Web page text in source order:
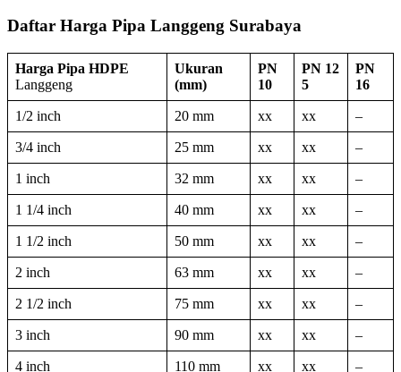
Daftar Harga Pipa Langgeng Surabaya
Harga Pipa HDPE
Langgeng
Ukuran
(mm)
PN
10
PN 12
5
PN
16
1/2 inch 20 mm xx xx –
3/4 inch 25 mm xx xx –
1 inch 32 mm xx xx –
1 1/4 inch 40 mm xx xx –
1 1/2 inch 50 mm xx xx –
2 inch 63 mm xx xx –
2 1/2 inch 75 mm xx xx –
3 inch 90 mm xx xx –
4 inch 110 mm xx xx –